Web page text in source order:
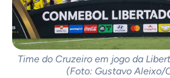
Time do Cruzeiro em jogo da
(Foto: Gustavo Aleixo/